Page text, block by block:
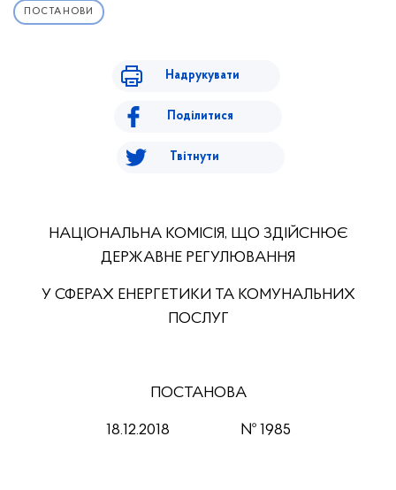
ПОСТАНОВИ
Надрукувати
Поділитися
Твітнути
НАЦІОНАЛЬНА КОМІСІЯ, ЩО ЗДІЙСНЮЄ
ДЕРЖАВНЕ РЕГУЛЮВАННЯ
У СФЕРАХ ЕНЕРГЕТИКИ ТА КОМУНАЛЬНИХ
ПОСЛУГ
ПОСТАНОВА
18.12.2018 № 1985